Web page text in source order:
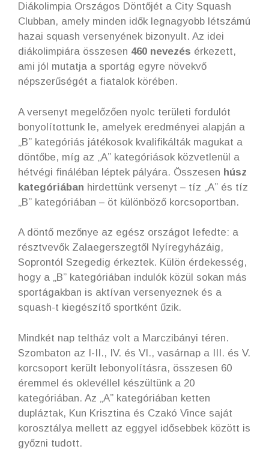
Diákolimpia Országos Döntőjét a City Squash
Clubban, amely minden idők legnagyobb létszámú
hazai squash versenyének bizonyult. Az idei
diákolimpiára összesen 460 nevezés érkezett,
ami jól mutatja a sportág egyre növekvő
népszerűségét a fiatalok körében.
A versenyt megelőzően nyolc területi fordulót
bonyolítottunk le, amelyek eredményei alapján a
„B” kategóriás játékosok kvalifikálták magukat a
döntőbe, míg az „A” kategóriások közvetlenül a
hétvégi fináléban léptek pályára. Összesen húsz
kategóriában hirdettünk versenyt – tíz „A” és tíz
„B” kategóriában – öt különböző korcsoportban.
A döntő mezőnye az egész országot lefedte: a
résztvevők Zalaegerszegtől Nyíregyházáig,
Soprontól Szegedig érkeztek. Külön érdekesség,
hogy a „B” kategóriában indulók közül sokan más
sportágakban is aktívan versenyeznek és a
squash-t kiegészítő sportként űzik.
Mindkét nap teltház volt a Marczibányi téren.
Szombaton az I-II., IV. és VI., vasárnap a III. és V.
korcsoport került lebonyolításra, összesen 60
éremmel és oklevéllel készültünk a 20
kategóriában. Az „A” kategóriában ketten
dupláztak, Kun Krisztina és Czakó Vince saját
korosztálya mellett az eggyel idősebbek között is
győzni tudott.